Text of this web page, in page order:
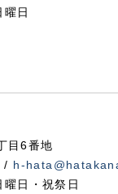
日
目6番地
/ h-
日・祝祭日